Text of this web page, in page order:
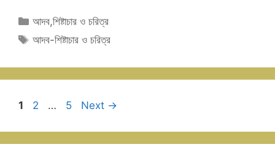
Categories
আদব,শিষ্টাচার ও চরিত্র
Tags
আদব-শিষ্টাচার ও চরিত্র
Page
1 Page
2 … Page
5 Next →